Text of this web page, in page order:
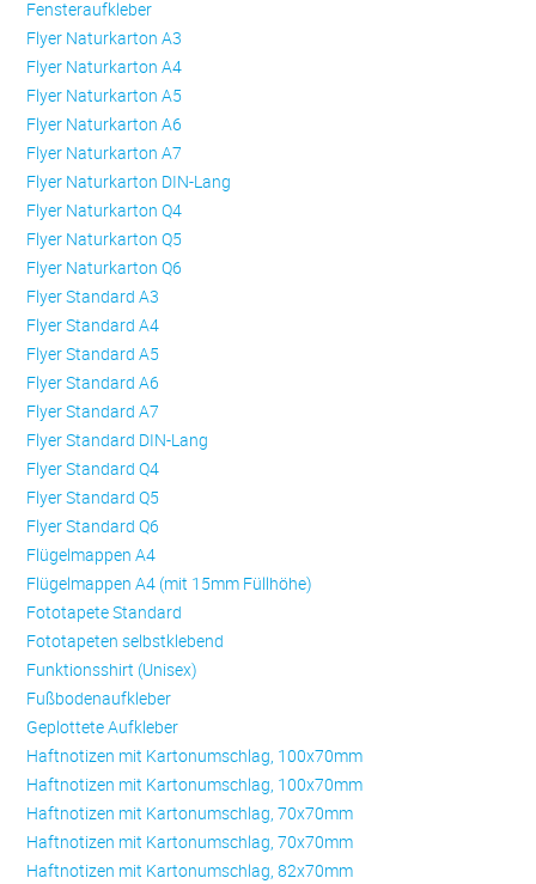
Fensteraufkleber
Flyer Naturkarton A3
Flyer Naturkarton A4
Flyer Naturkarton A5
Flyer Naturkarton A6
Flyer Naturkarton A7
Flyer Naturkarton DIN-Lang
Flyer Naturkarton Q4
Flyer Naturkarton Q5
Flyer Naturkarton Q6
Flyer Standard A3
Flyer Standard A4
Flyer Standard A5
Flyer Standard A6
Flyer Standard A7
Flyer Standard DIN-Lang
Flyer Standard Q4
Flyer Standard Q5
Flyer Standard Q6
Flügelmappen A4
Flügelmappen A4 (mit 15mm Füllhöhe)
Fototapete Standard
Fototapeten selbstklebend
Funktionsshirt (Unisex)
Fußbodenaufkleber
Geplottete Aufkleber
Haftnotizen mit Kartonumschlag, 100x70mm
Haftnotizen mit Kartonumschlag, 100x70mm
Haftnotizen mit Kartonumschlag, 70x70mm
Haftnotizen mit Kartonumschlag, 70x70mm
Haftnotizen mit Kartonumschlag, 82x70mm